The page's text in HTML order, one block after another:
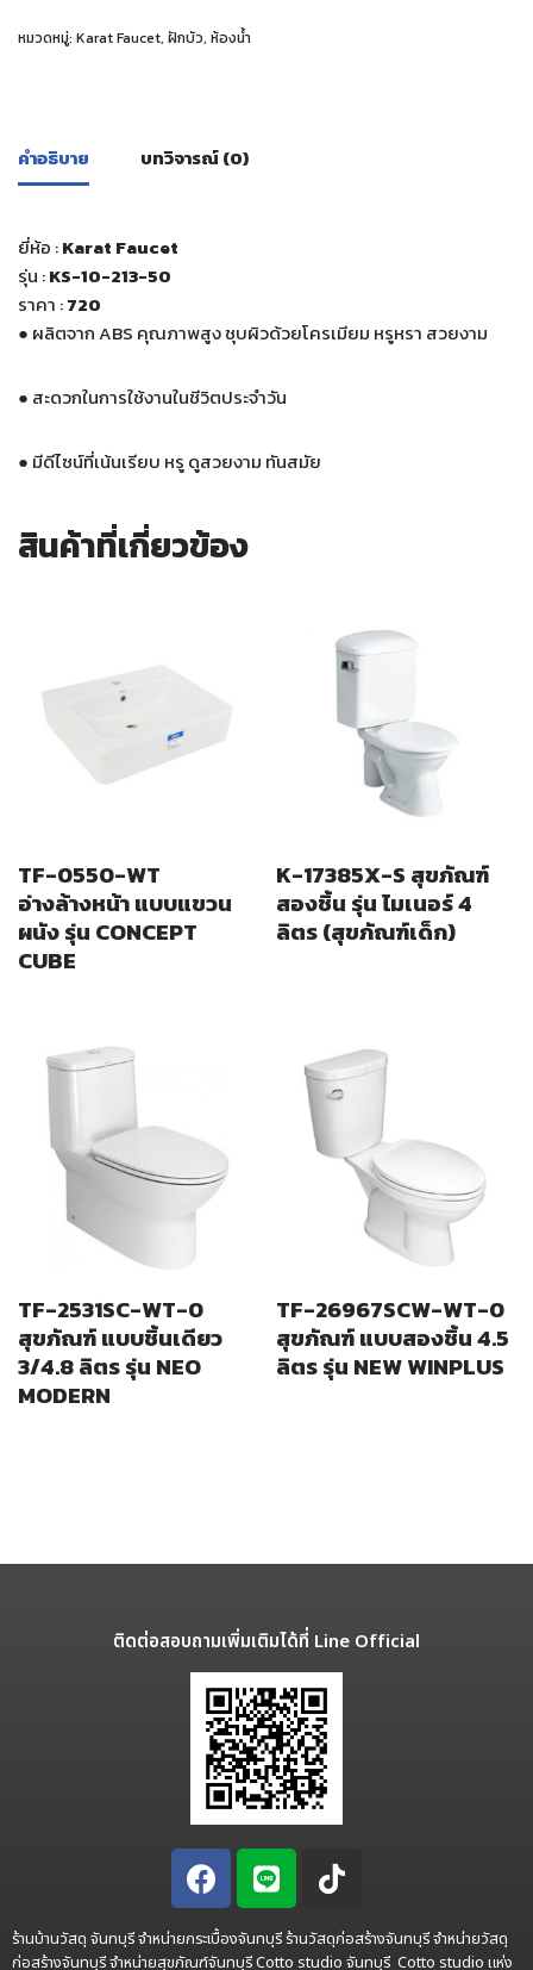
หมวดหมู่: Karat Faucet, ฝักบัว, ห้องน้ำ
คำอธิบาย บทวิจารณ์ (0)
ยี่ห้อ :Karat Faucet
รุ่น :KS-10-213-50
ราคา :720
● ผลิตจาก ABS คุณภาพสูง ชุบผิวด้วยโครเมียม หรูหรา สวยงาม
● สะดวกในการใช้งานในชีวิตประจำวัน
● มีดีไซน์ที่เน้นเรียบ หรู ดูสวยงาม ทันสมัย
สินค้าที่เกี่ยวข้อง
TF-0550-WT
อ่างล้างหน้า แบบแขวน
ผนัง รุ่น CONCEPT
CUBE
K-17385X-S สุขภัณฑ์
สองชิ้น รุ่น ไมเนอร์ 4
ลิตร (สุขภัณฑ์เด็ก)
TF-2531SC-WT-0
สุขภัณฑ์ แบบชิ้นเดียว
3/4.8 ลิตร รุ่น NEO
MODERN
TF-26967SCW-WT-0
สุขภัณฑ์ แบบสองชิ้น 4.5
ลิตร รุ่น NEW WINPLUS
ติดต่อสอบถามเพิ่มเติมได้ที่ Line Official
ร้านบ้านวัสดุ จันทบุรี จำหน่ายกระเบื้องจันทบุรี ร้านวัสดุก่อสร้างจันทบุรี จำหน่ายวัสดุ
ก่อสร้างจันทบุรี จำหน่ายสุขภัณฑ์จันทบุรี Cotto studio จันทบุรี Cotto studio แห่ง